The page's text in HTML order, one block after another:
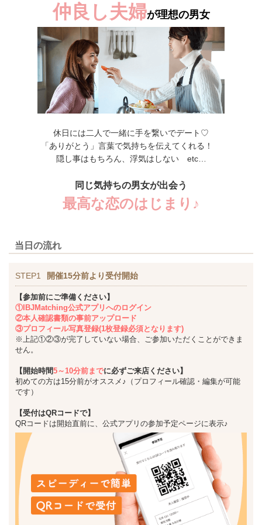
仲良し夫婦が理想の男女
休日には二人で一緒に手を繋いでデート♡
「ありがとう」言葉で気持ちを伝えてくれる！
隠し事はもちろん、浮気はしない etc…
同じ気持ちの男女が出会う
最高な恋のはじまり♪
当日の流れ
STEP1 開催15分前より受付開始
【参加前にご準備ください】
①IBJMatching公式アプリへのログイン
②本人確認書類の事前アップロード
③プロフィール写真登録(1枚登録必須となります)
※上記①②③が完了していない場合、ご参加いただくことができま
せん。
【開始時間5～10分前までに必ずご来店ください】
初めての方は15分前がオススメ♪（プロフィール確認・編集が可能
です）
【受付はQRコードで】
QRコードは開始直前に、公式アプリの参加予定ページに表示♪